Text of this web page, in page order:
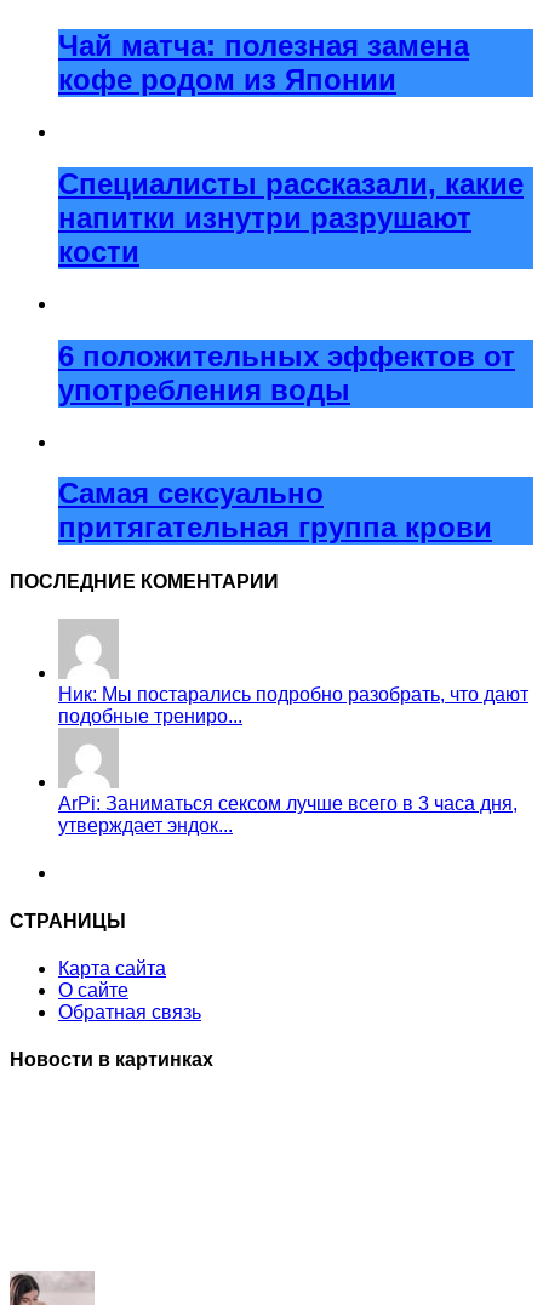
Чай матча: полезная замена
кофе родом из Японии
Специалисты рассказали, какие
напитки изнутри разрушают
кости
6 положительных эффектов от
употребления воды
Самая сексуально
притягательная группа крови
ПОСЛЕДНИЕ КОМЕНТАРИИ
Ник: Мы постарались подробно разобрать, что дают
подобные трениро...
ArPi: Заниматься сексом лучше всего в 3 часа дня,
утверждает эндок...
СТРАНИЦЫ
Карта сайта
О сайте
Обратная связь
Новости в картинках